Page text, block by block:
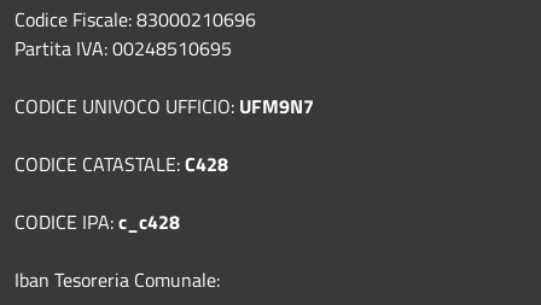
Codice Fiscale: 83000210696
Partita IVA: 00248510695
CODICE UNIVOCO UFFICIO: UFM9N7
CODICE CATASTALE:C428
CODICE IPA:c_c428
Iban Tesoreria Comunale: